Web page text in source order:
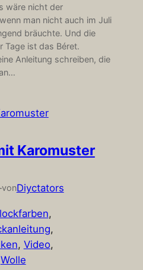
wäre nicht der
man nicht auch im Juli
bräuchte. Und die
Tage ist das Béret.
Anleitung schreiben, die
Karomuster
vonDiyctators
, Video
Wolle